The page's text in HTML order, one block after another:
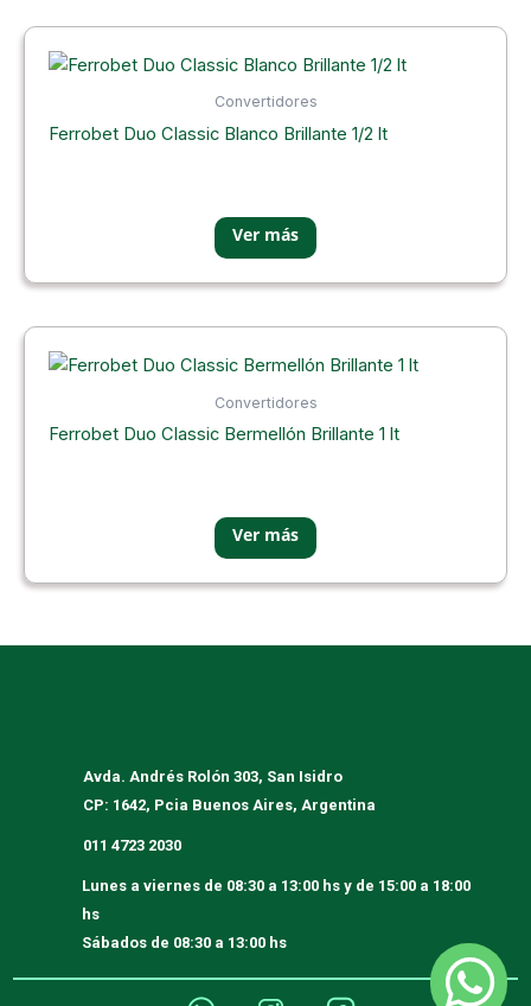
Convertidores
Ferrobet Duo Classic Blanco Brillante 1/2 lt
Convertidores
Ferrobet Duo Classic Bermellón Brillante 1 lt
Avda. Andrés Rolón 303, San Isidro
CP: 1642, Pcia Buenos Aires, Argentina
011 4723 2030
Lunes a viernesde 08:30 a 13:00 hs y de 15:00 a 18:00
hs
Sábadosde 08:30 a 13:00 hs